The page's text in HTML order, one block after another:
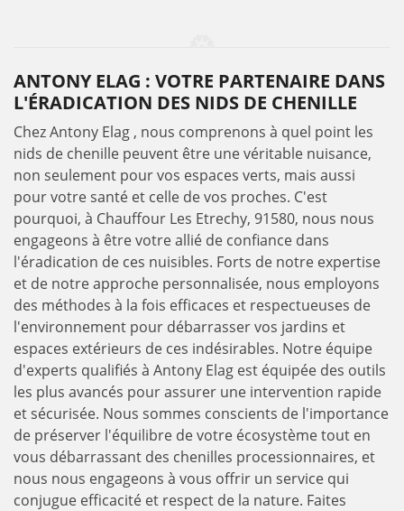
ANTONY ELAG : VOTRE PARTENAIRE DANS
L'ÉRADICATION DES NIDS DE CHENILLE
Chez Antony Elag , nous comprenons à quel point les
nids de chenille peuvent être une véritable nuisance,
non seulement pour vos espaces verts, mais aussi
pour votre santé et celle de vos proches. C'est
pourquoi, à Chauffour Les Etrechy, 91580, nous nous
engageons à être votre allié de confiance dans
l'éradication de ces nuisibles. Forts de notre expertise
et de notre approche personnalisée, nous employons
des méthodes à la fois efficaces et respectueuses de
l'environnement pour débarrasser vos jardins et
espaces extérieurs de ces indésirables. Notre équipe
d'experts qualifiés à Antony Elag est équipée des outils
les plus avancés pour assurer une intervention rapide
et sécurisée. Nous sommes conscients de l'importance
de préserver l'équilibre de votre écosystème tout en
vous débarrassant des chenilles processionnaires, et
nous nous engageons à vous offrir un service qui
conjugue efficacité et respect de la nature. Faites